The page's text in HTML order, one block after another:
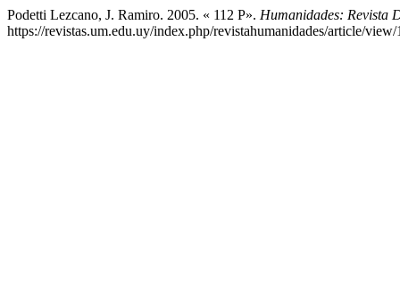
Podetti Lezcano, J. Ramiro. 2005. « 112 P». Humanidades: Revista
https://revistas.um.edu.uy/index.php/revistahumanidades/article/view/